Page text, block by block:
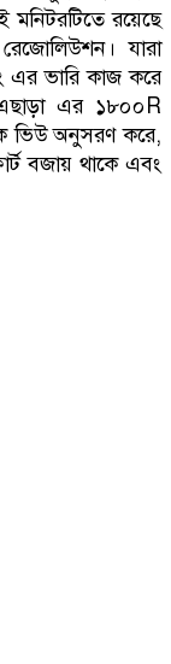
রয়েছে
যারা
এর ভারি কাজ করে
এর ১৮০০R
ভিউ অনুসরণ করে,
বজায় থাকে এবং